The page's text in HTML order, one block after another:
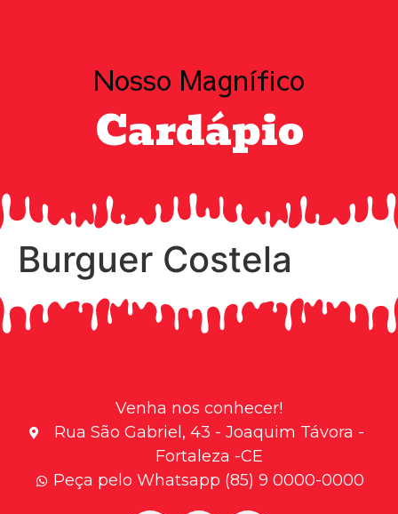
Nosso Magnífico
Cardápio
Burguer Costela
Venha nos conhecer!
Rua São Gabriel, 43 - Joaquim Távora -
Fortaleza -CE
Peça pelo Whatsapp (85) 9 0000-0000